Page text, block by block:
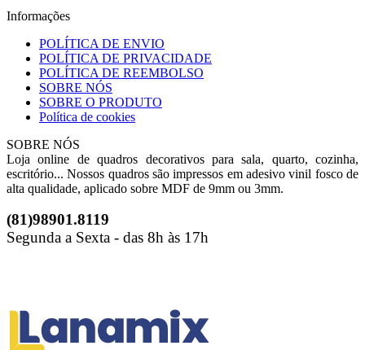
Informações
POLÍTICA DE ENVIO
POLÍTICA DE PRIVACIDADE
POLÍTICA DE REEMBOLSO
SOBRE NÓS
SOBRE O PRODUTO
Política de cookies
SOBRE NÓS
Loja online de quadros decorativos para sala, quarto, cozinha,
escritório... Nossos quadros são impressos em adesivo vinil fosco de
alta qualidade, aplicado sobre MDF de 9mm ou 3mm.
(81)98901.8119
Segunda a Sexta - das 8h às 17h